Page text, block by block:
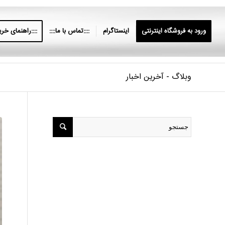
ورود به فروشگاه اینترنتی اینستاگرام ::::تماس با ما:::: ::::راهنمای
وبلاگ - آخرین اخبار